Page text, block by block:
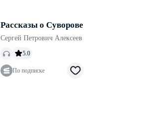
Рассказы о Суворове
Сергей Петрович Алексеев
5.0
По подписке